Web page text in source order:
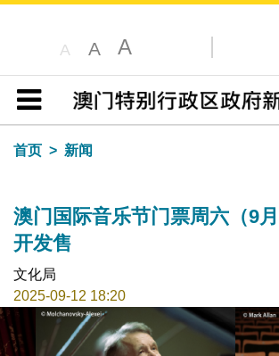
A A A
目录
首页
新闻
澳门国际音乐节门票周六（9
开发售
文化局
2025-09-12 18:20